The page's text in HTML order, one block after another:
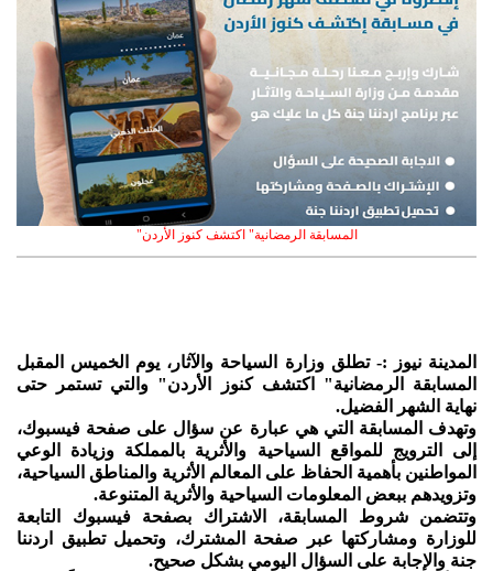
المسابقة الرمضانية" اكتشف كنوز الأردن"
المدينة نيوز :- تطلق وزارة السياحة والآثار، يوم الخميس المقبل
المسابقة الرمضانية" اكتشف كنوز الأردن" والتي تستمر حتى
نهاية الشهر الفضيل.
وتهدف المسابقة التي هي عبارة عن سؤال على صفحة فيسبوك،
إلى الترويج للمواقع السياحية والأثرية بالمملكة وزيادة الوعي
المواطنين بأهمية الحفاظ على المعالم الأثرية والمناطق السياحية،
وتزويدهم ببعض المعلومات السياحية والأثرية المتنوعة.
وتتضمن شروط المسابقة، الاشتراك بصفحة فيسبوك التابعة
للوزارة ومشاركتها عبر صفحة المشترك، وتحميل تطبيق اردننا
جنة والإجابة على السؤال اليومي بشكل صحيح.